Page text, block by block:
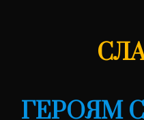
ГЕРОЯМ